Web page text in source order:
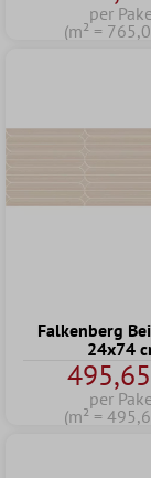
per
(m² =
Falkenberg
24x74
per
(m² =